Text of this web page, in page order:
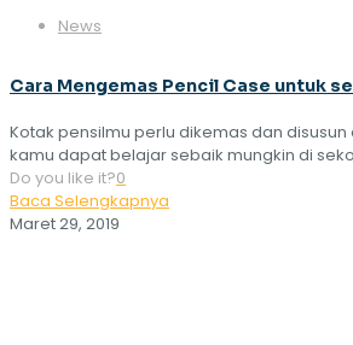
News
Cara Mengemas Pencil Case untuk
Kotak pensilmu perlu dikemas dan
kamu dapat belajar sebaik mungkin di
Do you like it?0
Baca Selengkapnya
Maret 29, 2019